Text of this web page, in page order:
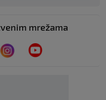
mrežama